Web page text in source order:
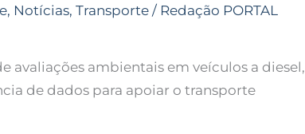
, Notícias, Transporte / Redação PORTAL
avaliações ambientais em veículos a diesel,
de dados para apoiar o transporte